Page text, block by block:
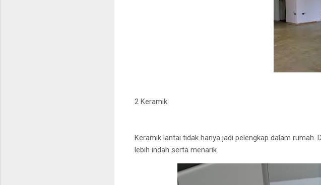
2 Keramik
Keramik lantai tidak hanya jadi pelengkap dalam
lebih indah serta menarik.